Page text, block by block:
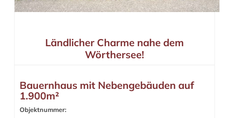
Ländlicher Charme nahe dem
Wörthersee!
Bauernhaus mit Nebengebäuden auf
1.900m²
Objektnummer: